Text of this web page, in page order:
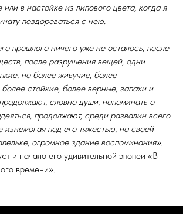
в настойке из липового цвета, когда я
поздороваться с нею.
прошлого ничего уже не осталось, после
после разрушения вещей, одни
но более живучие, более
стойкие, более верные, запахи и
словно души, напоминать о
продолжают, среди развалин всего
изнемогая под его тяжестью, на своей
огромное здание воспоминания».
и начало его удивительной эпопеи «В
времени».